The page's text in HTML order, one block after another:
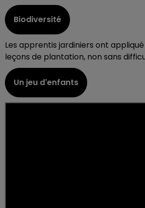
Biodiversité
Les apprentis jardiniers ont
leçons de plantation, non sans
Un jeu d'enfants